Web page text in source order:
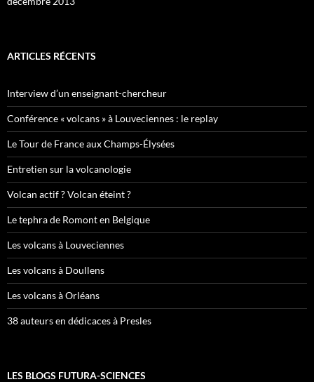
ARTICLES RÉCENTS
Interview d’un enseignant-chercheur
Conférence « volcans » à Louveciennes : le replay
Le Tour de France aux Champs-Élysées
Entretien sur la volcanologie
Volcan actif ? Volcan éteint ?
Le tephra de Romont en Belgique
Les volcans à Louveciennes
Les volcans à Doullens
Les volcans à Orléans
38 auteurs en dédicaces à Presles
LES BLOGS FUTURA-SCIENCES